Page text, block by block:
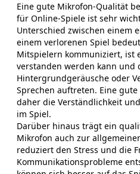
Eine gute Mikrofon-Qualität
für Online-Spiele ist sehr
Unterschied zwischen einem
einem verlorenen Spiel
Mitspielern kommuniziert, ist
verstanden werden kann und
Hintergrundgeräusche oder
Sprechen auftreten. Eine
daher die Verständlichkeit
im Spiel.
Darüber hinaus trägt ein
Mikrofon auch zur
reduziert den Stress und die
Kommunikationsprobleme